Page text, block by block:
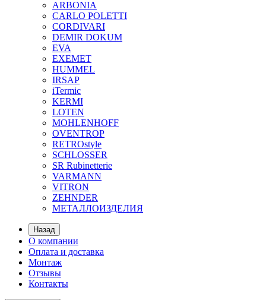
ARBONIA
CARLO POLETTI
CORDIVARI
DEMIR DOKUM
EVA
EXEMET
HUMMEL
IRSAP
iTermic
KERMI
LOTEN
MOHLENHOFF
OVENTROP
RETROstyle
SCHLOSSER
SR Rubinetterie
VARMANN
VITRON
ZEHNDER
МЕТАЛЛОИЗДЕЛИЯ
Назад
О компании
Оплата и доставка
Монтаж
Отзывы
Контакты